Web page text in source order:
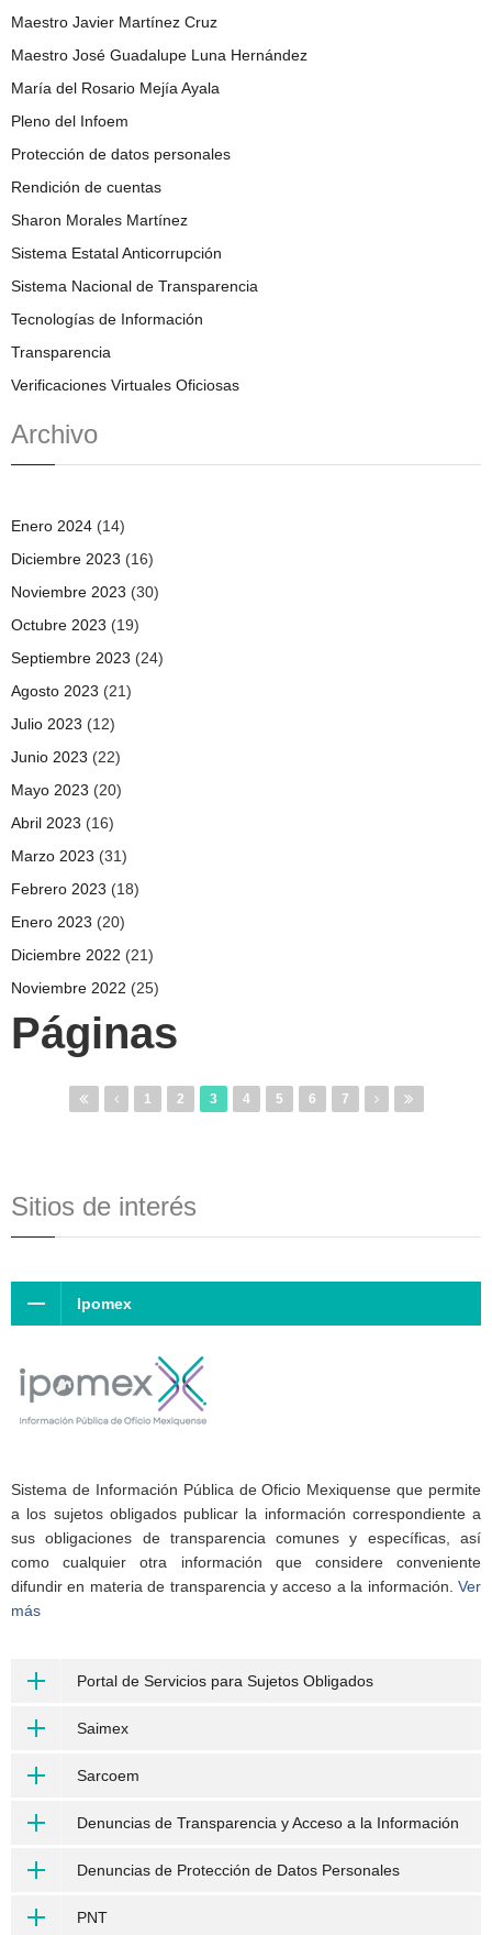
Maestro Javier Martínez Cruz
Maestro José Guadalupe Luna Hernández
María del Rosario Mejía Ayala
Pleno del Infoem
Protección de datos personales
Rendición de cuentas
Sharon Morales Martínez
Sistema Estatal Anticorrupción
Sistema Nacional de Transparencia
Tecnologías de Información
Transparencia
Verificaciones Virtuales Oficiosas
Archivo
Enero 2024 (14)
Diciembre 2023 (16)
Noviembre 2023 (30)
Octubre 2023 (19)
Septiembre 2023 (24)
Agosto 2023 (21)
Julio 2023 (12)
Junio 2023 (22)
Mayo 2023 (20)
Abril 2023 (16)
Marzo 2023 (31)
Febrero 2023 (18)
Enero 2023 (20)
Diciembre 2022 (21)
Noviembre 2022 (25)
Páginas
1 2 3 4 5 6 7
Sitios de interés
Ipomex
Sistema de Información Pública de Oficio Mexiquense que permite
a los sujetos obligados publicar la información correspondiente a
sus obligaciones de transparencia comunes y específicas, así
como cualquier otra información que considere conveniente
difundir en materia de transparencia y acceso a la información. Ver
más
Portal de Servicios para Sujetos Obligados
Saimex
Sarcoem
Denuncias de Transparencia y Acceso a la Información
Denuncias de Protección de Datos Personales
PNT